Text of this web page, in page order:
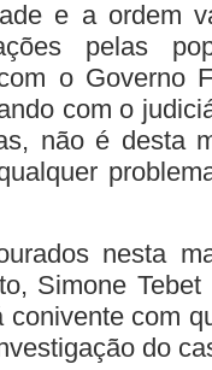
e a ordem
pelas
o Governo
com o
não é desta
nesta
Simone
com
do